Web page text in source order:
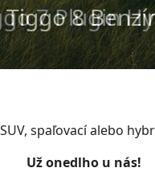
Tiggo 8
8 Plugin
spaľovací alebo
Už onedlho u nás!